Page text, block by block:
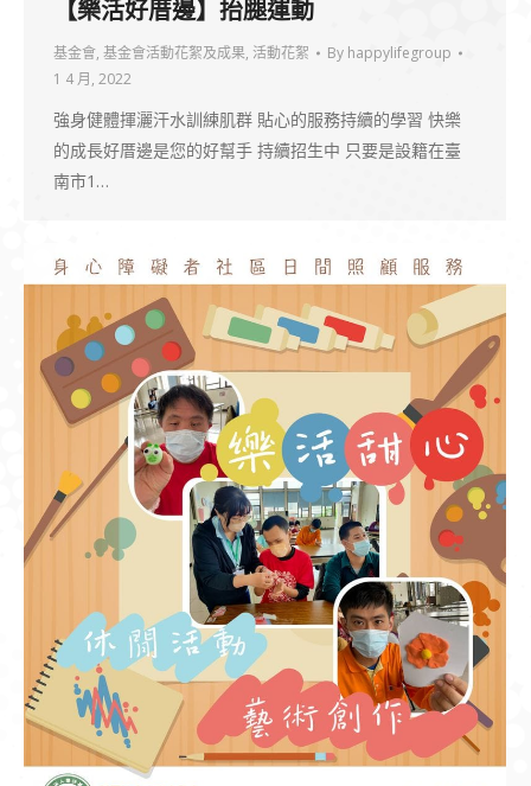
【樂活好厝邊】抬腿運動
基金會, 基金會活動花絮及成果, 活動花絮 By happylifegroup
1 4 月, 2022
強身健體揮灑汗水訓練肌群 貼心的服務持續的學習 快樂
的成長好厝邊是您的好幫手 持續招生中 只要是設籍在臺
南市1…